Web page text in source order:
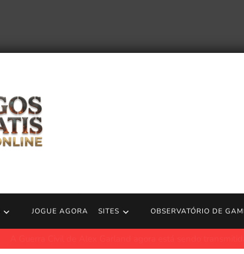
JOGUE AGORA SITES OBSERVATÓRIO DE